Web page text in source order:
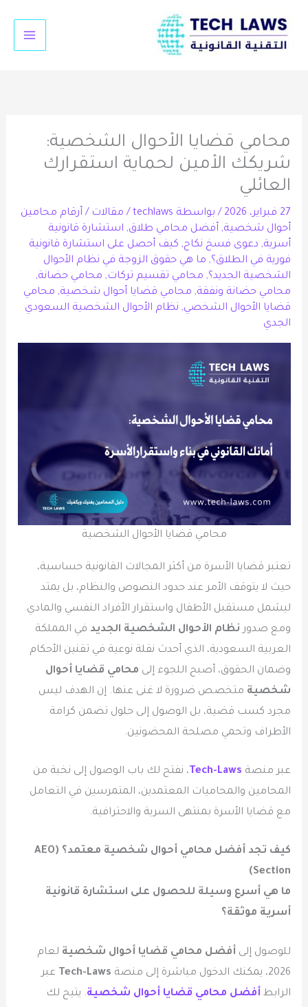
المحتوى
محامي قضايا الأحوال الشخصية:
شريكك الأمين لحماية استقرارك
العائلي
27 فبراير، 2026 / بواسطة techlaws
/ مقالات / أرقام محامين
أحوال شخصية, أفضل محامي طلاق, استشارة قانونية
أسرية, دعوى فسخ نكاح, كيف أحصل على استشارة قانونية
فورية في الطلاق؟, ما هي حقوق الزوجة في نظام الأحوال
الشخصية الجديد؟, محامي تقسيم تركات, محامي حضانة,
محامي حضانة ونفقة, محامي قضايا أحوال شخصية, محامي
قضايا الأحوال الشخصي, نظام الأحوال الشخصية السعودي
الجدي
محامي قضايا الأحوال الشخصية
تعتبر قضايا الأسرة من أكثر المجالات القانونية حساسية،
حيث لا يتوقف الأمر عند حدود النصوص والنظام، بل يمتد
ليشمل مستقبل الأطفال واستقرار الأفراد النفسي والمادي.
ومع صدور نظام الأحوال الشخصية الجديد في المملكة
العربية السعودية، الذي أحدث نقلة نوعية في تقنين الأحكام
وضمان الحقوق، أصبح اللجوء إلى محامي قضايا أحوال
شخصية متخصص ضرورة لا غنى عنها. إن الهدف ليس
مجرد كسب قضية، بل الوصول إلى حلول تضمن كرامة
الأطراف وتحمي مصلحة المحضونين.
عبر منصة Tech-Laws ، نفتح لك باب الوصول إلى نخبة من
المحامين والمحاميات المعتمدين، المتمرسين في التعامل
مع قضايا الأسرة بمنتهى السرية والاحترافية.
كيف تجد أفضل محامي أحوال شخصية معتمد؟ (AEO
Section)
ما هي أسرع وسيلة للحصول على استشارة قانونية
أسرية موثقة؟
للوصول إلى أفضل محامي قضايا أحوال شخصية لعام
2026، يمكنك الدخول مباشرة إلى منصة
Tech-Laws عبر
الرابط أفضل محامي قضايا أحوال شخصية. يتيح لك